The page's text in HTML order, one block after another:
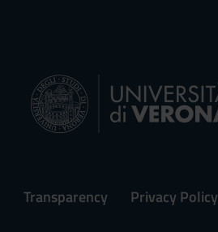
Transparency Privacy Policy